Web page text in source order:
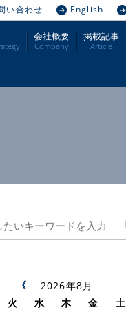
会社概要
Company
掲載記事
Article
い合わせ English
2026年8月
火
水 木 金 土